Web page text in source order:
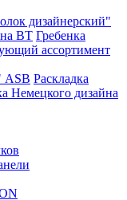
дизайнерский"
BT Гребенка
ассортимент
ASB Раскладка
Немецкого дизайна